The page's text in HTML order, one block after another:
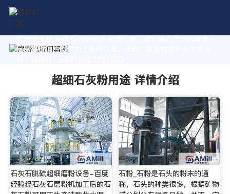
作为专业的 超细石灰粉用途 制造厂家，我们致力于为您量身
定制高价值的粉体加工系统方案。获取厂家直销报价及技术支
超细石灰粉用途 详情介绍
石灰石脱硫超细磨粉设备-百度
经验经石灰石磨粉机加工后的石
石粉_石粉是石头的粉末的通
称，石头的种类很多，根据矿物